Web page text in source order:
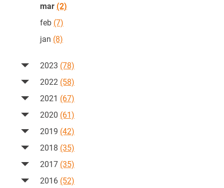
mar (2)
feb (7)
jan (8)
2023 (78)
2022 (58)
2021 (67)
2020 (61)
2019 (42)
2018 (35)
2017 (35)
2016 (52)